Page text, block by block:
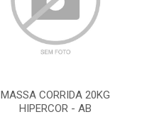
MASSA CORRIDA 20KG
HIPERCOR - AB